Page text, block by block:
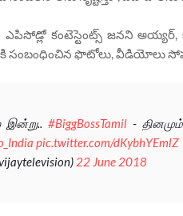
కంటెస్టెంట్స్ జనని అయ్య‌ర్,
దీనికి సంబంధించిన ఫొటోలు,
#BiggBossTamil-
pic.twitter.com/dKybhYEmlZ
22 June 2018